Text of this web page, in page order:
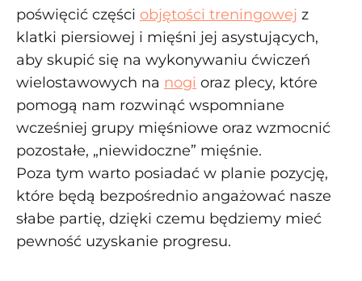
poświęcić części objętości treningowej z
klatki piersiowej i mięśni jej asystujących,
aby skupić się na wykonywaniu ćwiczeń
wielostawowych na nogi oraz plecy, które
pomogą nam rozwinąć wspomniane
wcześniej grupy mięśniowe oraz wzmocnić
pozostałe, „niewidoczne” mięśnie.
Poza tym warto posiadać w planie pozycję,
które będą bezpośrednio angażować nasze
słabe partię, dzięki czemu będziemy mieć
pewność uzyskanie progresu.